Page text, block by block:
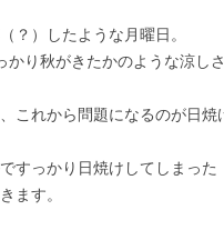
？）したような月曜日。
り秋がきたかのような涼しさ
これから問題になるのが日焼
すっかり日焼けしてしまった
ます。